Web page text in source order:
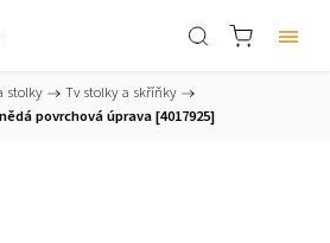
stolky / Tv stolky a skříňky /
povrchová úprava [4017925]